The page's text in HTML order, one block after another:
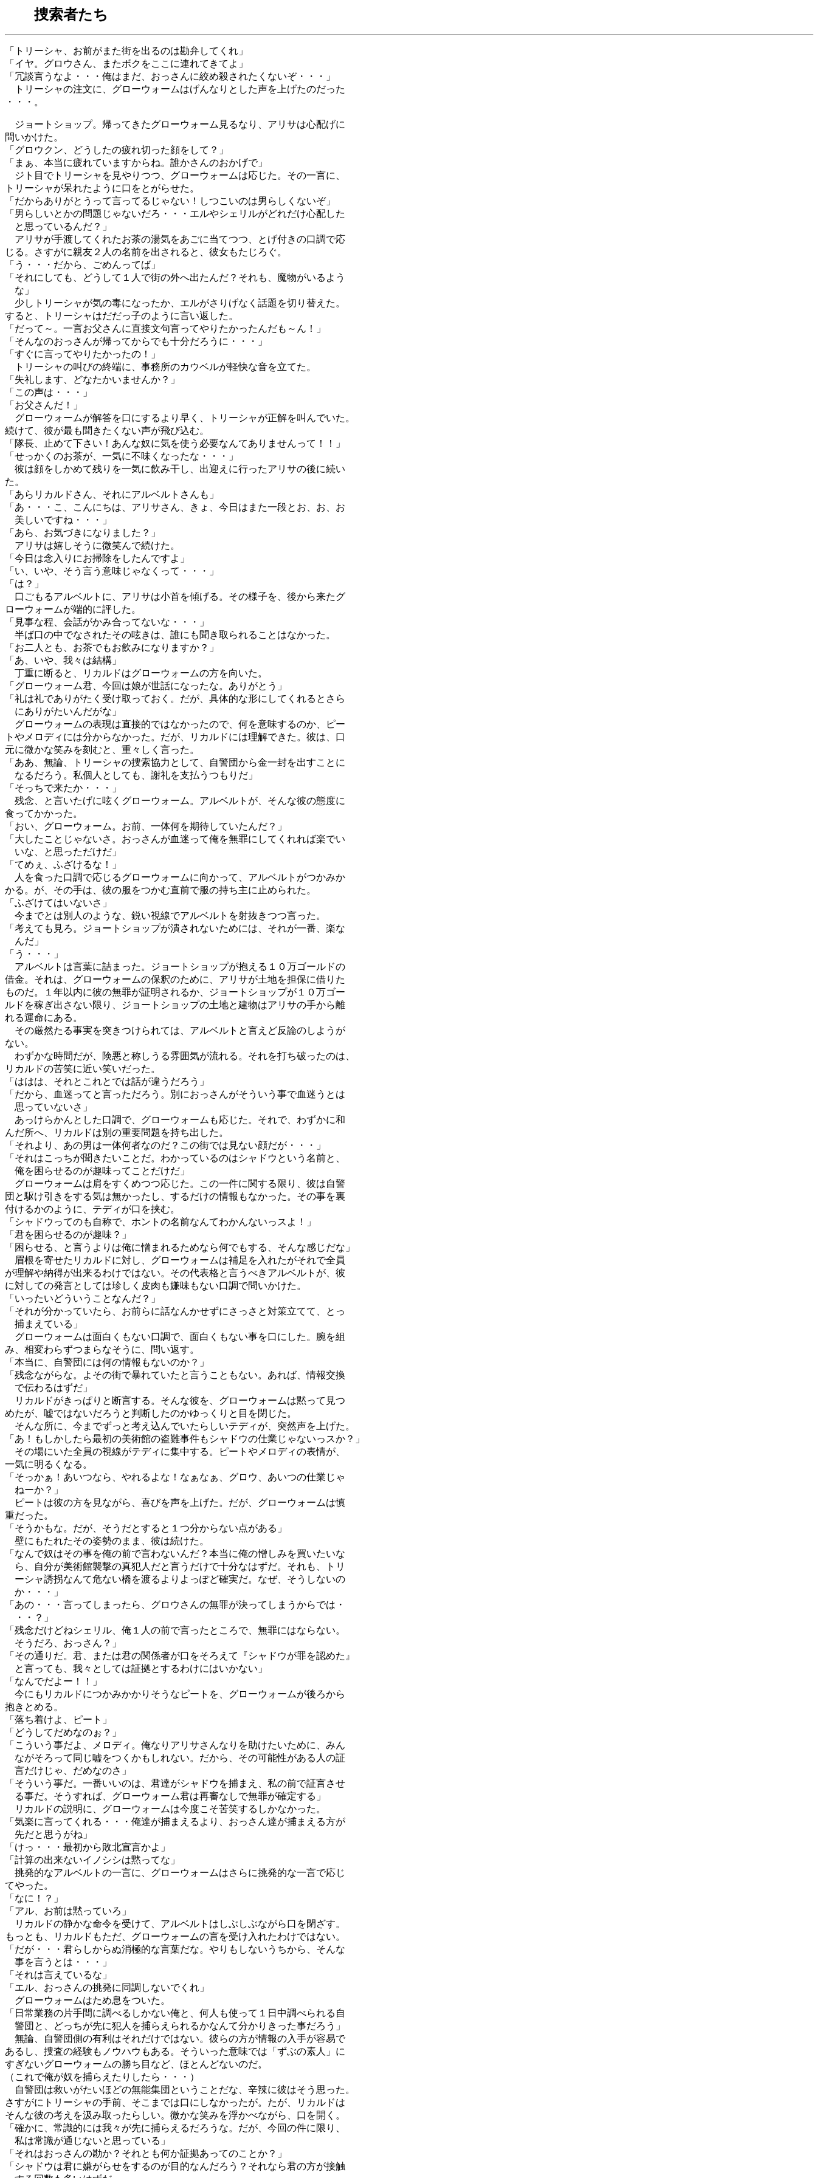
捜索者たち
「トリーシャ、お前がまた街を出るのは勘弁してくれ」
「イヤ。グロウさん、またボクをここに連れてきてよ」
「冗談言うなよ・・・俺はまだ、おっさんに絞め殺されたくないぞ・・・」
トリーシャの注文に、グローウォームはげんなりとした声を上げたのだった
・・・。
ジョートショップ。帰ってきたグローウォーム見るなり、アリサは心配げに
問いかけた。
「グロウクン、どうしたの疲れ切った顔をして？」
「まぁ、本当に疲れていますからね。誰かさんのおかげで」
ジト目でトリーシャを見やりつつ、グローウォームは応じた。その一言に、
トリーシャが呆れたように口をとがらせた。
「だからありがとうって言ってるじゃない！しつこいのは男らしくないぞ」
「男らしいとかの問題じゃないだろ・・・エルやシェリルがどれだけ心配した
と思っているんだ？」
アリサが手渡してくれたお茶の湯気をあごに当てつつ、とげ付きの口調で応
じる。さすがに親友２人の名前を出されると、彼女もたじろぐ。
「う・・・だから、ごめんってば」
「それにしても、どうして１人で街の外へ出たんだ？それも、魔物がいるよう
な」
少しトリーシャが気の毒になったか、エルがさりげなく話題を切り替えた。
すると、トリーシャはだだっ子のように言い返した。
「だって～。一言お父さんに直接文句言ってやりたかったんだも～ん！」
「そんなのおっさんが帰ってからでも十分だろうに・・・」
「すぐに言ってやりたかったの！」
トリーシャの叫びの終端に、事務所のカウベルが軽快な音を立てた。
「失礼します、どなたかいませんか？」
「この声は・・・」
「お父さんだ！」
グローウォームが解答を口にするより早く、トリーシャが正解を叫んでいた。
続けて、彼が最も聞きたくない声が飛び込む。
「隊長、止めて下さい！あんな奴に気を使う必要なんてありませんって！！」
「せっかくのお茶が、一気に不味くなったな・・・」
彼は顔をしかめて残りを一気に飲み干し、出迎えに行ったアリサの後に続い
た。
「あらリカルドさん、それにアルベルトさんも」
「あ・・・こ、こんにちは、アリサさん、きょ、今日はまた一段とお、お、お
美しいですね・・・」
「あら、お気づきになりました？」
アリサは嬉しそうに微笑んで続けた。
「今日は念入りにお掃除をしたんですよ」
「い、いや、そう言う意味じゃなくって・・・」
「は？」
口ごもるアルベルトに、アリサは小首を傾げる。その様子を、後から来たグ
ローウォームが端的に評した。
「見事な程、会話がかみ合ってないな・・・」
半ば口の中でなされたその呟きは、誰にも聞き取られることはなかった。
「お二人とも、お茶でもお飲みになりますか？」
「あ、いや、我々は結構」
丁重に断ると、リカルドはグローウォームの方を向いた。
「グローウォーム君、今回は娘が世話になったな。ありがとう」
「礼は礼でありがたく受け取っておく。だが、具体的な形にしてくれるとさら
にありがたいんだがな」
グローウォームの表現は直接的ではなかったので、何を意味するのか、ピー
トやメロディには分からなかった。だが、リカルドには理解できた。彼は、口
元に微かな笑みを刻むと、重々しく言った。
「ああ、無論、トリーシャの捜索協力として、自警団から金一封を出すことに
なるだろう。私個人としても、謝礼を支払うつもりだ」
「そっちで来たか・・・」
残念、と言いたげに呟くグローウォーム。アルベルトが、そんな彼の態度に
食ってかかった。
「おい、グローウォーム。お前、一体何を期待していたんだ？」
「大したことじゃないさ。おっさんが血迷って俺を無罪にしてくれれば楽でい
いな、と思っただけだ」
「てめぇ、ふざけるな！」
人を食った口調で応じるグローウォームに向かって、アルベルトがつかみか
かる。が、その手は、彼の服をつかむ直前で服の持ち主に止められた。
「ふざけてはいないさ」
今までとは別人のような、鋭い視線でアルベルトを射抜きつつ言った。
「考えても見ろ。ジョートショップが潰されないためには、それが一番、楽な
んだ」
「う・・・」
アルベルトは言葉に詰まった。ジョートショップが抱える１０万ゴールドの
借金。それは、グローウォームの保釈のために、アリサが土地を担保に借りた
ものだ。１年以内に彼の無罪が証明されるか、ジョートショップが１０万ゴー
ルドを稼ぎ出さない限り、ジョートショップの土地と建物はアリサの手から離
れる運命にある。
その厳然たる事実を突きつけられては、アルベルトと言えど反論のしようが
ない。
わずかな時間だが、険悪と称しうる雰囲気が流れる。それを打ち破ったのは、
リカルドの苦笑に近い笑いだった。
「ははは、それとこれとでは話が違うだろう」
「だから、血迷ってと言っただろう。別におっさんがそういう事で血迷うとは
思っていないさ」
あっけらかんとした口調で、グローウォームも応じた。それで、わずかに和
んだ所へ、リカルドは別の重要問題を持ち出した。
「それより、あの男は一体何者なのだ？この街では見ない顔だが・・・」
「それはこっちが聞きたいことだ。わかっているのはシャドウという名前と、
俺を困らせるのが趣味ってことだけだ」
グローウォームは肩をすくめつつ応じた。この一件に関する限り、彼は自警
団と駆け引きをする気は無かったし、するだけの情報もなかった。その事を裏
付けるかのように、テディが口を挟む。
「シャドウってのも自称で、ホントの名前なんてわかんないっスよ！」
「君を困らせるのが趣味？」
「困らせる、と言うよりは俺に憎まれるためなら何でもする、そんな感じだな」
眉根を寄せたリカルドに対し、グローウォームは補足を入れたがそれで全員
が理解や納得が出来るわけではない。その代表格と言うべきアルベルトが、彼
に対しての発言としては珍しく皮肉も嫌味もない口調で問いかけた。
「いったいどういうことなんだ？」
「それが分かっていたら、お前らに話なんかせずにさっさと対策立てて、とっ
捕まえている」
グローウォームは面白くもない口調で、面白くもない事を口にした。腕を組
み、相変わらずつまらなそうに、問い返す。
「本当に、自警団には何の情報もないのか？」
「残念ながらな。よその街で暴れていたと言うこともない。あれば、情報交換
で伝わるはずだ」
リカルドがきっぱりと断言する。そんな彼を、グローウォームは黙って見つ
めたが、嘘ではないだろうと判断したのかゆっくりと目を閉じた。
そんな所に、今までずっと考え込んでいたらしいテディが、突然声を上げた。
「あ！もしかしたら最初の美術館の盗難事件もシャドウの仕業じゃないっスか？」
その場にいた全員の視線がテディに集中する。ピートやメロディの表情が、
一気に明るくなる。
「そっかぁ！あいつなら、やれるよな！なぁなぁ、グロウ、あいつの仕業じゃ
ねーか？」
ピートは彼の方を見ながら、喜びを声を上げた。だが、グローウォームは慎
重だった。
「そうかもな。だが、そうだとすると１つ分からない点がある」
壁にもたれたその姿勢のまま、彼は続けた。
「なんで奴はその事を俺の前で言わないんだ？本当に俺の憎しみを買いたいな
ら、自分が美術館襲撃の真犯人だと言うだけで十分なはずだ。それも、トリ
ーシャ誘拐なんて危ない橋を渡るよりよっぽど確実だ。なぜ、そうしないの
か・・・」
「あの・・・言ってしまったら、グロウさんの無罪が決ってしまうからでは・
・・？」
「残念だけどねシェリル、俺１人の前で言ったところで、無罪にはならない。
そうだろ、おっさん？」
「その通りだ。君、または君の関係者が口をそろえて『シャドウが罪を認めた』
と言っても、我々としては証拠とするわけにはいかない」
「なんでだよー！！」
今にもリカルドにつかみかかりそうなピートを、グローウォームが後ろから
抱きとめる。
「落ち着けよ、ピート」
「どうしてだめなのぉ？」
「こういう事だよ、メロディ。俺なりアリサさんなりを助けたいために、みん
ながそろって同じ嘘をつくかもしれない。だから、その可能性がある人の証
言だけじゃ、だめなのさ」
「そういう事だ。一番いいのは、君達がシャドウを捕まえ、私の前で証言させ
る事だ。そうすれば、グローウォーム君は再審なしで無罪が確定する」
リカルドの説明に、グローウォームは今度こそ苦笑するしかなかった。
「気楽に言ってくれる・・・俺達が捕まえるより、おっさん達が捕まえる方が
先だと思うがね」
「けっ・・・最初から敗北宣言かよ」
「計算の出来ないイノシシは黙ってな」
挑発的なアルベルトの一言に、グローウォームはさらに挑発的な一言で応じ
てやった。
「なに！？」
「アル、お前は黙っていろ」
リカルドの静かな命令を受けて、アルベルトはしぶしぶながら口を閉ざす。
もっとも、リカルドもただ、グローウォームの言を受け入れたわけではない。
「だが・・・君らしからぬ消極的な言葉だな。やりもしないうちから、そんな
事を言うとは・・・」
「それは言えているな」
「エル、おっさんの挑発に同調しないでくれ」
グローウォームはため息をついた。
「日常業務の片手間に調べるしかない俺と、何人も使って１日中調べられる自
警団と、どっちが先に犯人を捕らえられるかなんて分かりきった事だろう」
無論、自警団側の有利はそれだけではない。彼らの方が情報の入手が容易で
あるし、捜査の経験もノウハウもある。そういった意味では「ずぶの素人」に
すぎないグローウォームの勝ち目など、ほとんどないのだ。
（これで俺が奴を捕らえたりしたら・・・）
自警団は救いがたいほどの無能集団ということだな、辛辣に彼はそう思った。
さすがにトリーシャの手前、そこまでは口にしなかったが。たが、リカルドは
そんな彼の考えを汲み取ったらしい。微かな笑みを浮かべながら、口を開く。
「確かに、常識的には我々が先に捕らえるだろうな。だが、今回の件に限り、
私は常識が通じないと思っている」
「それはおっさんの勘か？それとも何か証拠あってのことか？」
「シャドウは君に嫌がらせをするのが目的なんだろう？それなら君の方が接触